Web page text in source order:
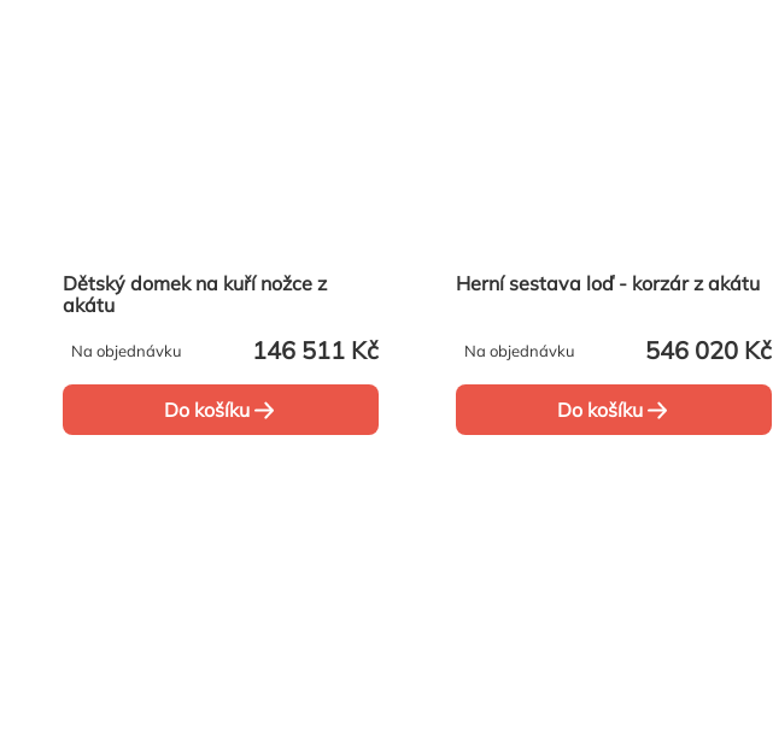
Dětský domek na kuří nožce z
akátu
146 511 Kč
Na objednávku
Do košíku
Herní sestava loď - korzár z akátu
546 020 Kč
Na objednávku
Do košíku